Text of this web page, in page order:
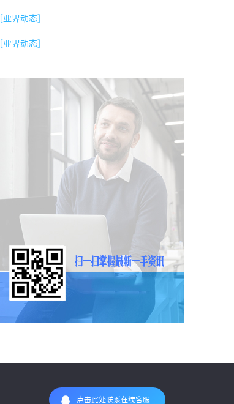
[业界动态]
[业界动态]
点击此处联系在线客服